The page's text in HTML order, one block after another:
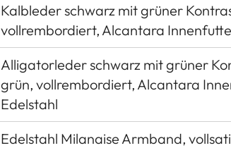
Kalbleder schwarz mit grüner
vollrembordiert, Alcantara
Alligatorleder schwarz mit grüner
grün, vollrembordiert, Alcantara
Edelstahl
Edelstahl Milanaise Armband,